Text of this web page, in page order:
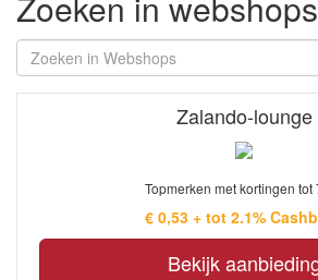
Zalando-lounge
Topmerken met kortingen tot
€ 0,53 + tot 2.1%
Bekijk